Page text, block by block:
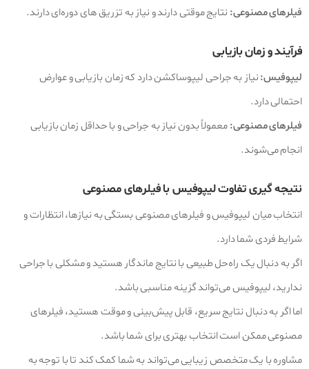
فیلرهای مصنوعی: نتایج موقتی دارند و نیاز به تزریق‌ های دوره‌ای دارند.
فرآیند و زمان بازیابی
لیپوفیس:نیاز به جراحی لیپوساکشن دارد که زمان بازیابی و عوارض
احتمالی دارد.
فیلرهای مصنوعی:معمولاً بدون نیاز به جراحی و با حداقل زمان بازیابی
انجام می‌شوند.
نتیجه‌ گیریتفاوت لیپوفیس با فیلرهای مصنوعی
انتخاب میان لیپوفیس و فیلرهای مصنوعی بستگی به نیازها، انتظارات و
شرایط فردی شما دارد.
اگر به دنبال یک راه‌حل طبیعی با نتایج ماندگار هستید و مشکلی با جراحی
ندارید، لیپوفیس می‌تواند گزینه مناسبی باشد.
اما اگر به دنبال نتایج سریع، قابل پیش‌بینی و موقت هستید، فیلرهای
مصنوعی ممکن است انتخاب بهتری برای شما باشد.
مشاوره با یک متخصص زیبایی می‌تواند به شما کمک کند تا با توجه به